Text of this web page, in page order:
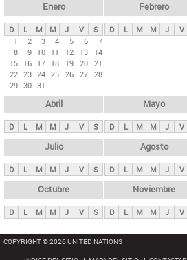
ds
p
n
i
p
a
l
s
Enero
D L M M J V
S
1
2 3 4 5 6
7
8
9 10 11 12 13
14
15 16 17 18 19 20 21
22 23 24 25 26 27 28
29 30 31
Febrero
D L M M J V
Abril
D L M M J V S
Mayo
D L M M J V
Julio
D L M M J V S
Agosto
D L M M J V
Octubre
D L M M J V S
Noviembre
D L M M J V
COPYRIGHT © 2026 UNITED NATIONS